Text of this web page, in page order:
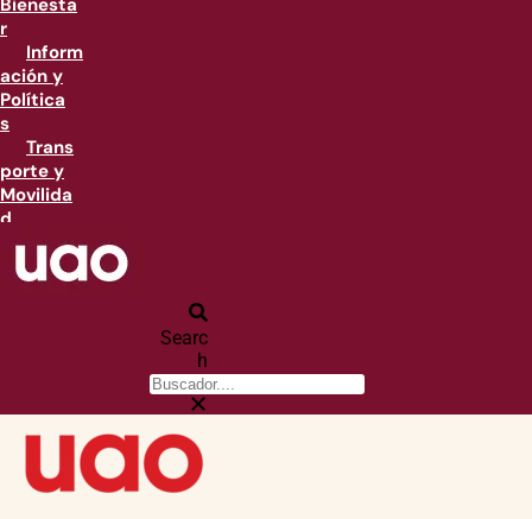
Bienesta
r
Inform
ación y
Política
s
Trans
porte y
Movilida
d
Searc
h